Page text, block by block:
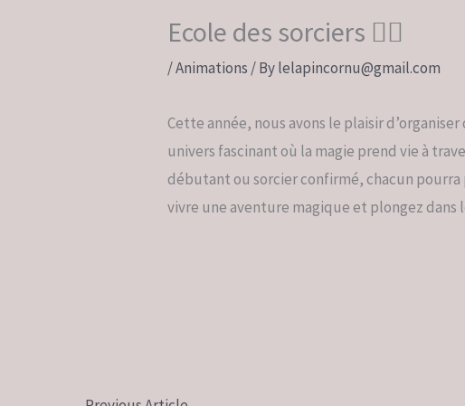
Ecole des sorciers 🧙‍♂️
/Animations / Bylelapincornu@gmail.com
Cette année, nous avons le plaisir
univers fascinant où la magie prend vie à
débutant ou sorcier confirmé, chacun
vivre une aventure magique et plongez